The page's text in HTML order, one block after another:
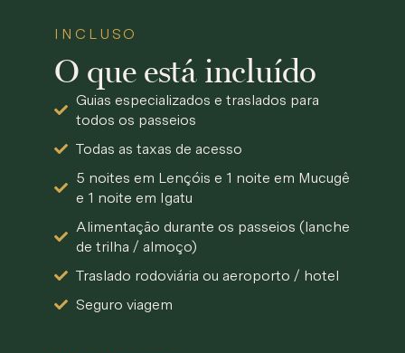
INCLUSO
O que está incluído
Guias especializados e traslados para
todos os passeios
Todas as taxas de acesso
5 noites em Lençóis e 1 noite em Mucugê
e 1 noite em Igatu
Alimentação durante os passeios (lanche
de trilha / almoço)
Traslado rodoviária ou aeroporto / hotel
Seguro viagem